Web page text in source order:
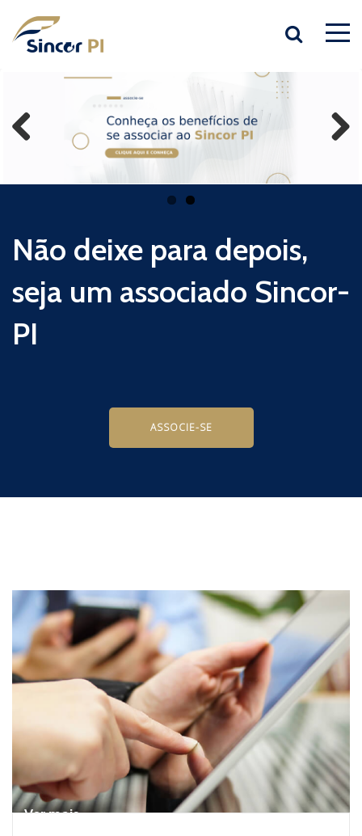
Não deixe para depois,
seja um associado Sincor-
PI
ASSOCIE-SE
Ver mais